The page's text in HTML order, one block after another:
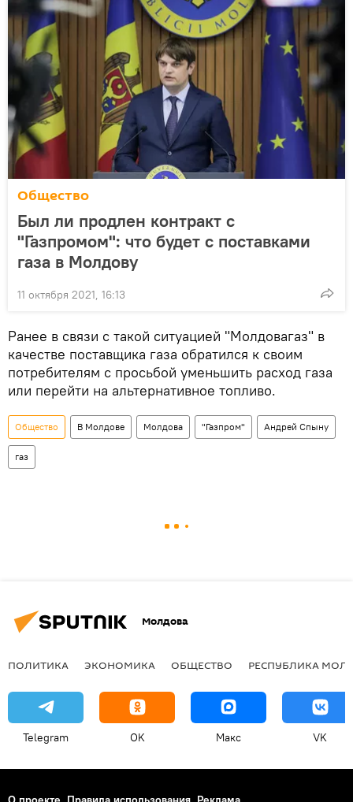
Общество
Был ли продлен контракт с
"Газпромом": что будет с поставками
газа в Молдову
11 октября 2021, 16:13
Ранее в связи с такой ситуацией "Молдовагаз" в
качестве поставщика газа обратился к своим
потребителям с просьбой уменьшить расход газа
или перейти на альтернативное топливо.
Общество В Молдове Молдова "Газпром" Андрей Спыну
газ
Молдова
ПОЛИТИКА ЭКОНОМИКА ОБЩЕСТВО РЕСПУБЛИКА
Telegram OK Макс VK